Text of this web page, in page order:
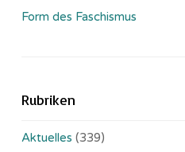
Form des Faschismus
Rubriken
Aktuelles (339)